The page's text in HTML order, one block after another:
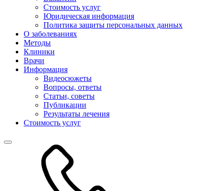
Стоимость услуг
Юридическая информация
Политика защиты персональных данных
О заболеваниях
Методы
Клиники
Врачи
Информация
Видеосюжеты
Вопросы, ответы
Статьи, советы
Публикации
Результаты лечения
Стоимость услуг